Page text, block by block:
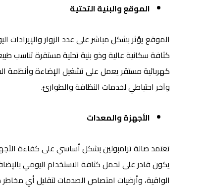
الموقع والبنية التحتية
الموقع يؤثر بشكل مباشر على عدد الزوار
كثافة سكانية عالية وذو بنية تحتية مستقرة
كهربائية مستقر يعمل على تشغيل الإضاءة وأنظمة
وآخر احتياطي لخدمات النظافة والطوارئ.
الأجهزة والمعدات
تعتمد صالة ترامبولين بشكل أساسي على كفاءة
يكون قادر على تحمل كثافة الاستخدام اليومي
الواقية، وأرضيات امتصاص الصدمات لتقليل أي